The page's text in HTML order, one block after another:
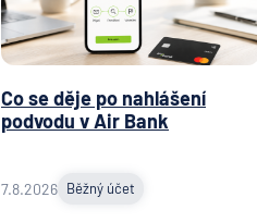
Co se děje po nahlášení
podvodu v Air Bank
7.8.2026 Běžný účet